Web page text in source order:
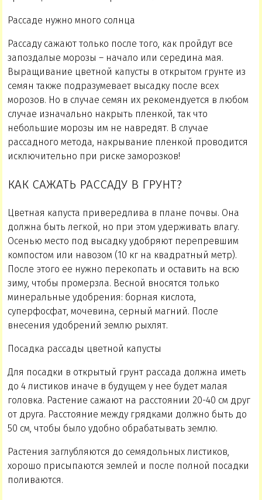
Рассаде нужно много солнца
Рассаду сажают только после того, как пройдут все
запоздалые морозы – начало или середина мая.
Выращивание цветной капусты в открытом грунте из
семян также подразумевает высадку после всех
морозов. Но в случае семян их рекомендуется в любом
случае изначально накрыть пленкой, так что
небольшие морозы им не навредят. В случае
рассадного метода, накрывание пленкой проводится
исключительно при риске заморозков!
КАК САЖАТЬ РАССАДУ В ГРУНТ?
Цветная капуста привередлива в плане почвы. Она
должна быть легкой, но при этом удерживать влагу.
Осенью место под высадку удобряют перепревшим
компостом или навозом (10 кг на квадратный метр).
После этого ее нужно перекопать и оставить на всю
зиму, чтобы промерзла. Весной вносятся только
минеральные удобрения: борная кислота,
суперфосфат, мочевина, серный магний. После
внесения удобрений землю рыхлят.
Посадка рассады цветной капусты
Для посадки в открытый грунт рассада должна иметь
до 4 листиков иначе в будущем у нее будет малая
головка. Растение сажают на расстоянии 20-40 см друг
от друга. Расстояние между грядками должно быть до
50 см, чтобы было удобно обрабатывать землю.
Растения заглубляются до семядольных листиков,
хорошо присыпаются землей и после полной посадки
поливаются.